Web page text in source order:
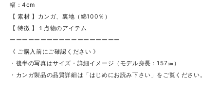
幅：4cm
【 素材 】カンガ、裏地（綿100％）
【 特徴 】１点物のアイテム
ーーーーーーーーーーーーーーーーーー
《 ご購入前にご確認ください 》
・後半の写真はサイズ・詳細イメージ（モデル身長：157㎝）
・カンガ製品の品質詳細は「はじめにお読み下さい」をご覧ください。